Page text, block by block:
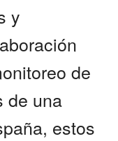
y
de
de una
estos